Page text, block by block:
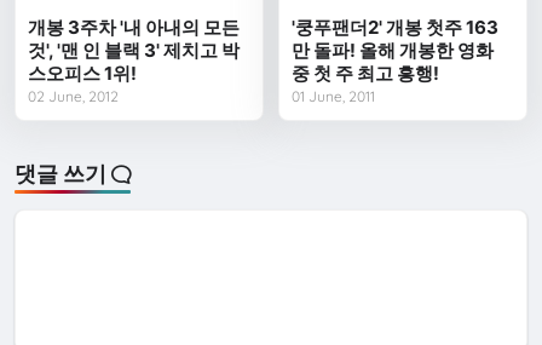
개봉 3주차 '내 아내의 모든
것', '맨 인 블랙 3' 제치고 박
스오피스 1위!
02 June, 2012
'쿵푸팬더2' 개봉 첫주 163
만 돌파! 올해 개봉한 영화
중 첫 주 최고 흥행!
01 June, 2011
댓글 쓰기